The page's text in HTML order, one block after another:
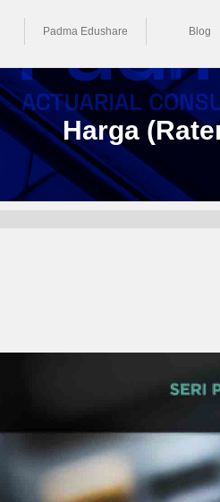
Padma Edushare Blog
Harga